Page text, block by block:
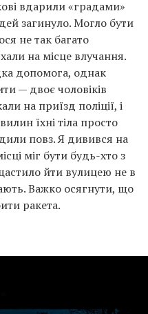
вдарили «градами»
загинуло. Могло бути
не так багато
на місце влучання.
допомога, однак
— двоє чоловіків
на приїзд поліції, і
їхні тіла просто
повз. Я дивився на
міг бути будь-хто з
йти вулицею не в
Важко осягнути, що
ракета.